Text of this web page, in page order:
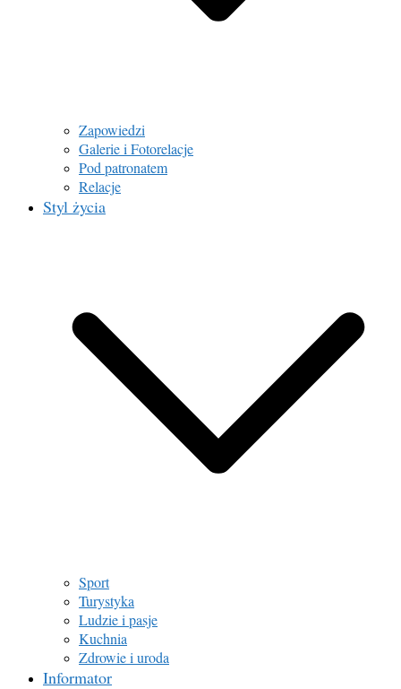
Zapowiedzi
Galerie i Fotorelacje
Pod patronatem
Relacje
Styl życia
Sport
Turystyka
Ludzie i pasje
Kuchnia
Zdrowie i uroda
Informator